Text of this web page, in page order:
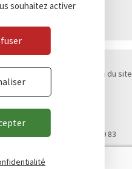
Plan du site
publics
05 / Vie scolaire : 02 99 28 19 83
souhaitez activer